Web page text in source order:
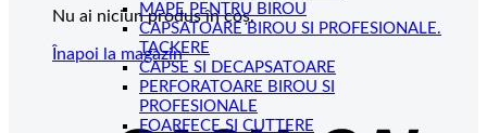
Nu ai niciun produs în coș.
Înapoi la magazin
MAPE PENTRU BIROU
CAPSATOARE BIROU SI PROFESIONALE.
TACKERE
CAPSE SI DECAPSATOARE
PERFORATOARE BIROU SI
PROFESIONALE
FOARFECE SI CUTTERE